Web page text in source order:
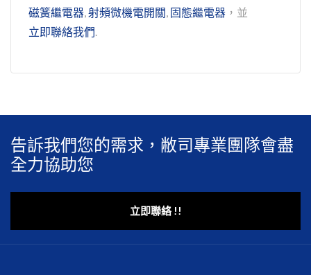
磁簧繼電器,射頻微機電開關, 固態繼電器 ，並
立即聯絡我們.
告訴我們您的需求，敝司專業團隊會盡
全力協助您
立即聯絡 !!